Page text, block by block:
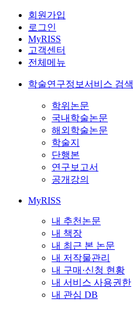
회원가입
로그인
MyRISS
고객센터
전체메뉴
학술연구정보서비스 검색
학위논문
국내학술논문
해외학술논문
학술지
단행본
연구보고서
공개강의
MyRISS
내 추천논문
내 책장
내 최근 본 논문
내 저작물관리
내 구매·신청 현황
내 서비스 사용권한
내 관심 DB